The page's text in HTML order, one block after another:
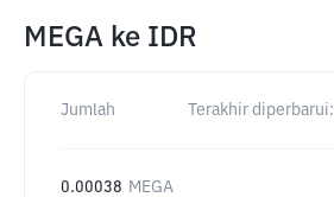
MEGA ke IDR
Jumlah Terakhir diperbarui:
0.00038 MEGA